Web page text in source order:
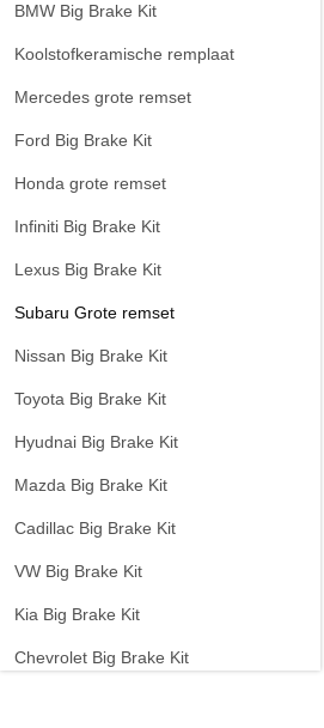
BMW Big Brake Kit
Koolstofkeramische remplaat
Mercedes grote remset
Ford Big Brake Kit
Honda grote remset
Infiniti Big Brake Kit
Lexus Big Brake Kit
Subaru Grote remset
Nissan Big Brake Kit
Toyota Big Brake Kit
Hyudnai Big Brake Kit
Mazda Big Brake Kit
Cadillac Big Brake Kit
VW Big Brake Kit
Kia Big Brake Kit
Chevrolet Big Brake Kit